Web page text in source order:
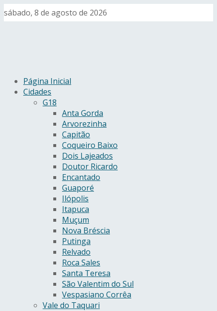
sábado, 8 de agosto de 2026
Página Inicial
Cidades
G18
Anta Gorda
Arvorezinha
Capitão
Coqueiro Baixo
Dois Lajeados
Doutor Ricardo
Encantado
Guaporé
Ilópolis
Itapuca
Muçum
Nova Bréscia
Putinga
Relvado
Roca Sales
Santa Teresa
São Valentim do Sul
Vespasiano Corrêa
Vale do Taquari